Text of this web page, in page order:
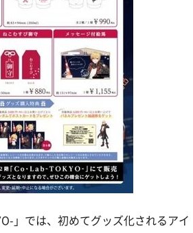
」では、初めてグッズ化されるアイ